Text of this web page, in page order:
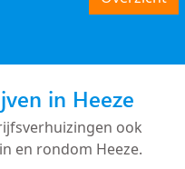
in Heeze
ook
en rondom Heeze.